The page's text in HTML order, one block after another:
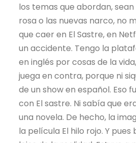
los temas que abordan,
rosa o las nuevas narco, no
que caer en El Sastre, en
un accidente. Tengo la
en inglés por cosas de la
juega en contra, porque ni
de un show en español. Eso
con El sastre. Ni sabía que
una novela. De hecho, la
la película El hilo rojo. Y pues